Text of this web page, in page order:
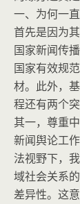
一、为何一
首先是因为
国家新闻传
国家有效规
材。此外，
程还有两个突
其一，尊重中
新闻舆论工
法视野下，
域社会关系
差异性。这